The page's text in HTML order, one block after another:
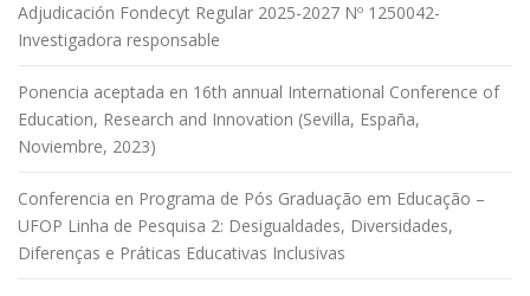
Adjudicación Fondecyt Regular 2025-2027 Nº 1250042-
Investigadora responsable
Ponencia aceptada en 16th annual International Conference of
Education, Research and Innovation (Sevilla, España,
Noviembre, 2023)
Conferencia en Programa de Pós Graduação em Educação –
UFOP Linha de Pesquisa 2: Desigualdades, Diversidades,
Diferenças e Práticas Educativas Inclusivas